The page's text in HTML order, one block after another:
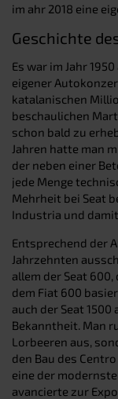
im ahr 2018 eine
Geschichte
Es war im Jahr
eigener
katalanischen
beschaulichen
schon bald zu
Jahren hatte man
der neben einer
jede Menge
Mehrheit bei Seat
Industria und
Entsprechend der
Jahrzehnten
allem der Seat
dem Fiat 600
auch der Seat
Bekanntheit. Man
Lorbeeren aus,
den Bau des
eine der
avancierte zur